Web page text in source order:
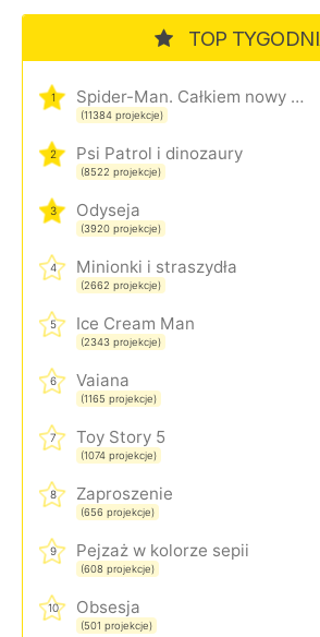
TOP
1 Spider-Man. Całkiem nowy dzień
(11384 projekcje)
2 Psi Patrol i dinozaury
(8522 projekcje)
3 Odyseja
(3920 projekcje)
4 Minionki i straszydła
(2662 projekcje)
5 Ice Cream Man
(2343 projekcje)
6 Vaiana
(1165 projekcje)
7 Toy Story 5
(1074 projekcje)
8 Zaproszenie
(656 projekcje)
9 Pejzaż w kolorze sepii
(608 projekcje)
10 Obsesja
(501 projekcje)